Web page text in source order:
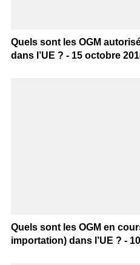
Quels sont les OGM
dans l’UE ? - 15 octobre
Quels sont les OGM en
importation) dans l’UE ? -